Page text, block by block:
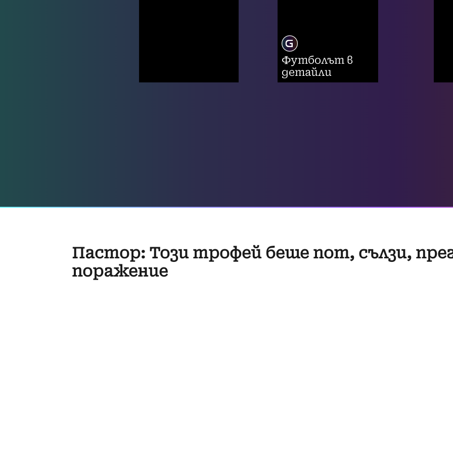
Футболът в
детайли
Пастор: Този трофей беше пот, сълзи,
поражение